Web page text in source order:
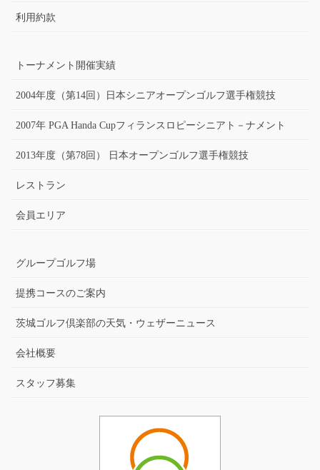
利用約款
トーナメント開催実績
2004年度（第14回）日本シニアオープンゴルフ選手権競技
2007年 PGA Handa Cupフィランスロピーシニアト－ナメント
2013年度（第78回） 日本オープンゴルフ選手権競技
レストラン
会員エリア
グループゴルフ場
提携コースのご案内
茨城ゴルフ倶楽部の天気・ウェザーニュース
会社概要
スタッフ募集